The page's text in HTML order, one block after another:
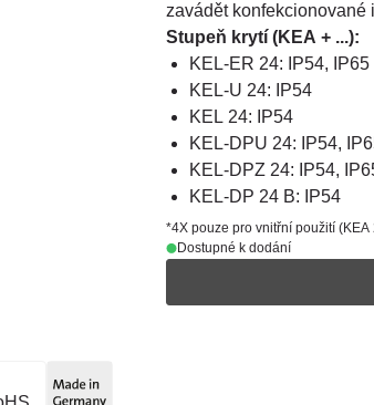
zavádět konfekcionované
Stupeň krytí (KEA + ...):
KEL-ER 24: IP54, IP65
KEL-U 24: IP54
KEL 24: IP54
KEL-DPU 24: IP54,
KEL-DPZ 24: IP54,
KEL-DP 24 B: IP54
*4X pouze pro vnitřní použití (KEA
Dostupné k dodání